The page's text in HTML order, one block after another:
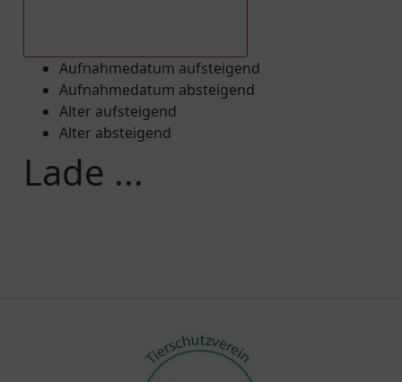
Aufnahmedatum aufsteigend
Aufnahmedatum absteigend
Alter aufsteigend
Alter absteigend
Lade ...